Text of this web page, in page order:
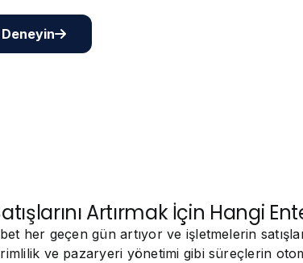
Artırmak İçin Hangi
her geçen gün artıyor ve işletmelerin
ve pazaryeri yönetimi gibi süreçlerin